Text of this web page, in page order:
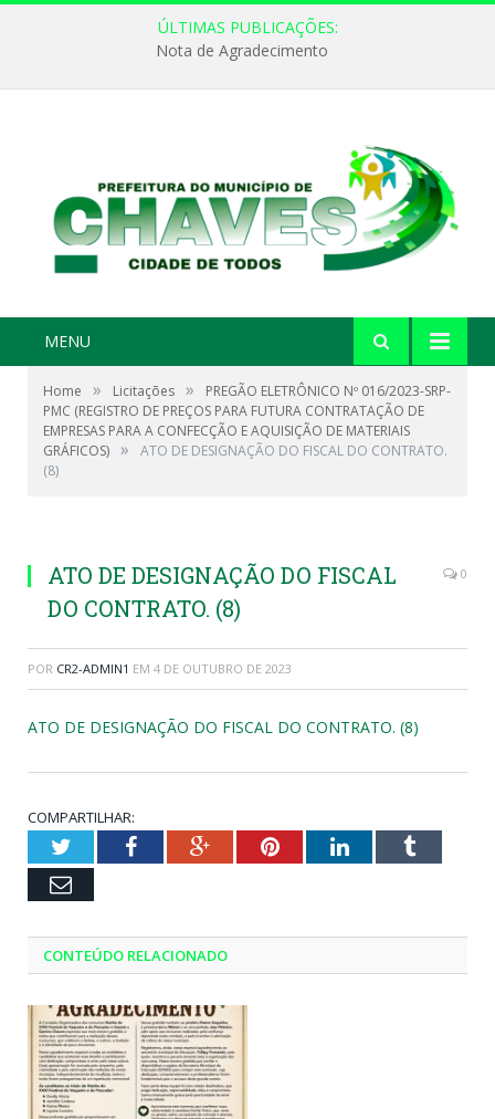
ÚLTIMAS PUBLICAÇÕES:
Nota de Agradecimento
MENU
Home » Licitações »
PREGÃO ELETRÔNICO Nº 016/2023-SRP-
PMC (REGISTRO DE PREÇOS PARA FUTURA CONTRATAÇÃO DE
EMPRESAS PARA A CONFECÇÃO E AQUISIÇÃO DE MATERIAIS
GRÁFICOS) »
ATO DE DESIGNAÇÃO DO FISCAL DO CONTRATO.
(8)
ATO DE DESIGNAÇÃO DO FISCAL
DO CONTRATO. (8)
0
POR CR2-ADMIN1 EM 4 DE OUTUBRO DE 2023
ATO DE DESIGNAÇÃO DO FISCAL DO CONTRATO. (8)
COMPARTILHAR:
TwitterFacebookGoogle+PinterestLinkedInTumblr
Email
CONTEÚDO RELACIONADO